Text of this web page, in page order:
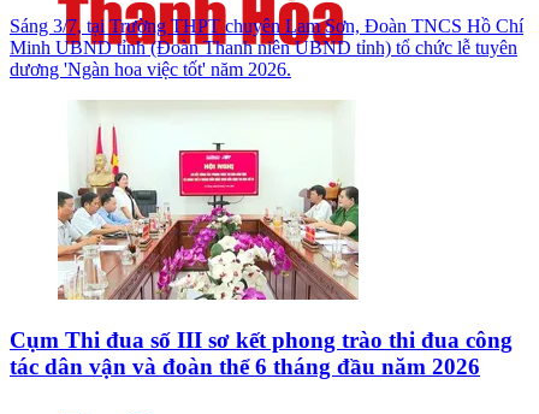
Sáng 3/7, tại Trường THPT chuyên Lam Sơn, Đoàn TNCS Hồ Chí
Minh UBND tỉnh (Đoàn Thanh niên UBND tỉnh) tổ chức lễ tuyên
dương 'Ngàn hoa việc tốt' năm 2026.
Cụm Thi đua số III sơ kết phong trào thi đua công
tác dân vận và đoàn thể 6 tháng đầu năm 2026